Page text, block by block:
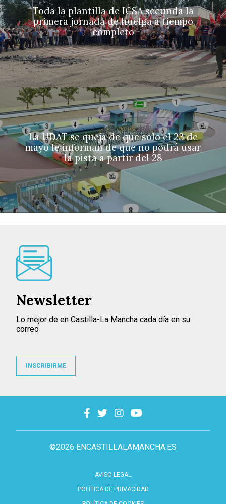
Toda la plantilla de ICSA secunda la
primera jornada de huelga a tiempo
completo
La UDAT se queja de que solo el 23 de
mayo le informan de que no podrá usar
la pista a partir del 28
©2026 ENCASTILLALAMANCHA.ES
AVISO LEGAL
POLÍTICA DE PRIVACIDAD
Newsletter
Lo mejor de en Castilla-La Mancha cada día en su
correo
INSCRIBIRME